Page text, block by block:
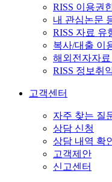
RISS 이용권
내 관심논문
RISS 자료 유
복사/대출 이
해외전자자
RISS 정보취
고객센터
자주 찾는 질
상담 신청
상담 내역 확
고객제안
신고센터